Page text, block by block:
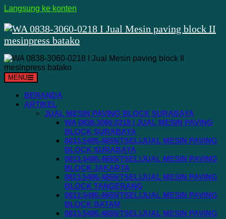
Langsung ke konten
MENU
BERANDA
ARTIKEL
JUAL MESIN PAVING BLOCK SURABAYA
WA 0838.3060.0218 I JUAL MESIN PAVING
BLOCK SURABAYA
0813.5495.4655(TSEL)JUAL MESIN PAVING
BLOCK SURABAYA
0813.5495.4655(TSEL)JUAL MESIN PAVING
BLOCK JAKARTA
0813.5495.4655(TSEL)JUAL MESIN PAVING
BLOCK TANGERANG
0813.5495.4655(TSEL)JUAL MESIN PAVING
BLOCK BATAM
0813.5495.4655(TSEL)JUAL MESIN PAVING